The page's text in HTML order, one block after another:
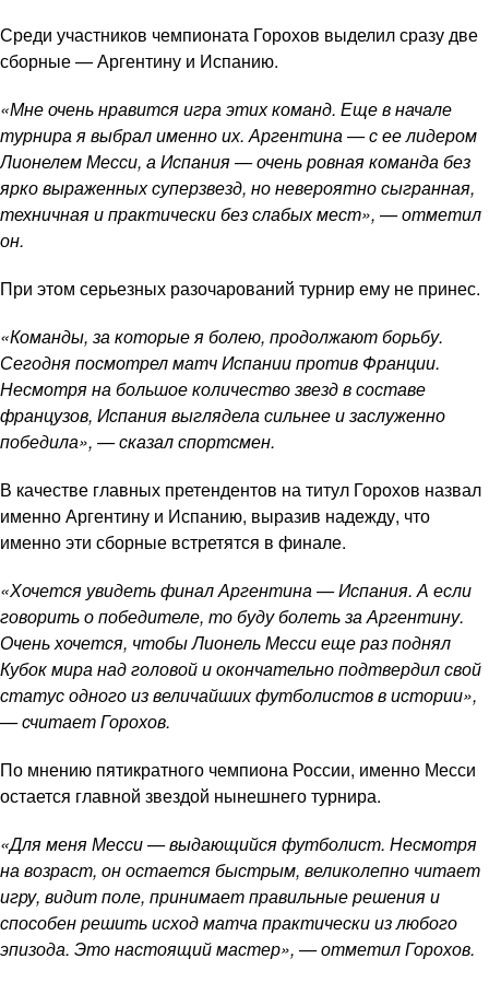
Среди участников чемпионата Горохов выделил сразу две
сборные — Аргентину и Испанию.
«Мне очень нравится игра этих команд. Еще в начале
турнира я выбрал именно их. Аргентина — с ее лидером
Лионелем Месси, а Испания — очень ровная команда без
ярко выраженных суперзвезд, но невероятно сыгранная,
техничная и практически без слабых мест», — отметил
он.
При этом серьезных разочарований турнир ему не принес.
«Команды, за которые я болею, продолжают борьбу.
Сегодня посмотрел матч Испании против Франции.
Несмотря на большое количество звезд в составе
французов, Испания выглядела сильнее и заслуженно
победила», — сказал спортсмен.
В качестве главных претендентов на титул Горохов назвал
именно Аргентину и Испанию, выразив надежду, что
именно эти сборные встретятся в финале.
«Хочется увидеть финал Аргентина — Испания. А если
говорить о победителе, то буду болеть за Аргентину.
Очень хочется, чтобы Лионель Месси еще раз поднял
Кубок мира над головой и окончательно подтвердил свой
статус одного из величайших футболистов в истории»,
— считает Горохов.
По мнению пятикратного чемпиона России, именно Месси
остается главной звездой нынешнего турнира.
«Для меня Месси — выдающийся футболист. Несмотря
на возраст, он остается быстрым, великолепно читает
игру, видит поле, принимает правильные решения и
способен решить исход матча практически из любого
эпизода. Это настоящий мастер», — отметил Горохов.